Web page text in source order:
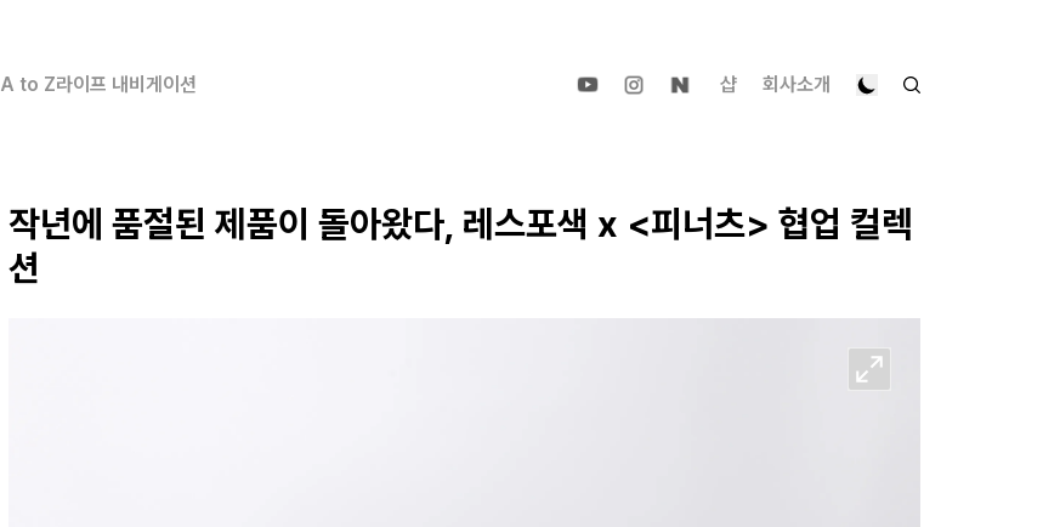
A to Z라이프 내비게이션 샵 회사소개
작년에 품절된 제품이 돌아왔다, 레스포색 x <피너츠> 협업 컬렉
션